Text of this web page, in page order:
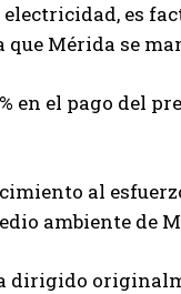
es
Mérida se
en el pago del
al
ambiente de
dirigido